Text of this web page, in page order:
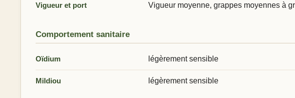
Vigueur et port Vigueur moyenne, grappes moyennes à
Comportement sanitaire
Oïdium légèrement sensible
Mildiou légèrement sensible